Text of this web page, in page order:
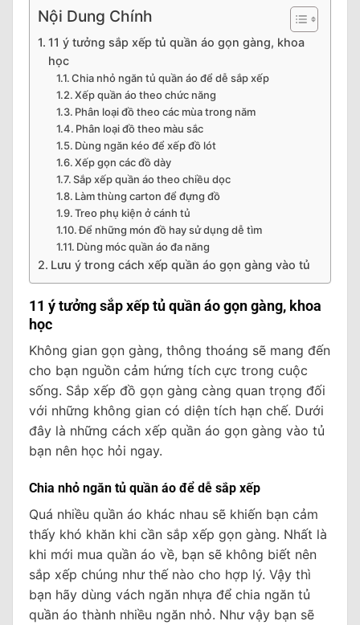
Nội Dung Chính
11 ý tưởng sắp xếp tủ quần áo gọn gàng, khoa
học
Chia nhỏ ngăn tủ quần áo để dễ sắp xếp
Xếp quần áo theo chức năng
Phân loại đồ theo các mùa trong năm
Phân loại đồ theo màu sắc
Dùng ngăn kéo để xếp đồ lót
Xếp gọn các đồ dày
Sắp xếp quần áo theo chiều dọc
Làm thùng carton để đựng đồ
Treo phụ kiện ở cánh tủ
Để những món đồ hay sử dụng dễ tìm
Dùng móc quần áo đa năng
Lưu ý trong cách xếp quần áo gọn gàng vào tủ
11 ý tưởng sắp xếp tủ quần áo gọn gàng, khoa
học
Không gian gọn gàng, thông thoáng sẽ mang đến
cho bạn nguồn cảm hứng tích cực trong cuộc
sống. Sắp xếp đồ gọn gàng càng quan trọng đối
với những không gian có diện tích hạn chế. Dưới
đây là những cách xếp quần áo gọn gàng vào tủ
bạn nên học hỏi ngay.
Chia nhỏ ngăn tủ quần áo để dễ sắp xếp
Quá nhiều quần áo khác nhau sẽ khiến bạn cảm
thấy khó khăn khi cần sắp xếp gọn gàng. Nhất là
khi mới mua quần áo về, bạn sẽ không biết nên
sắp xếp chúng như thế nào cho hợp lý. Vậy thì
bạn hãy dùng vách ngăn nhựa để chia ngăn tủ
quần áo thành nhiều ngăn nhỏ. Như vậy bạn sẽ